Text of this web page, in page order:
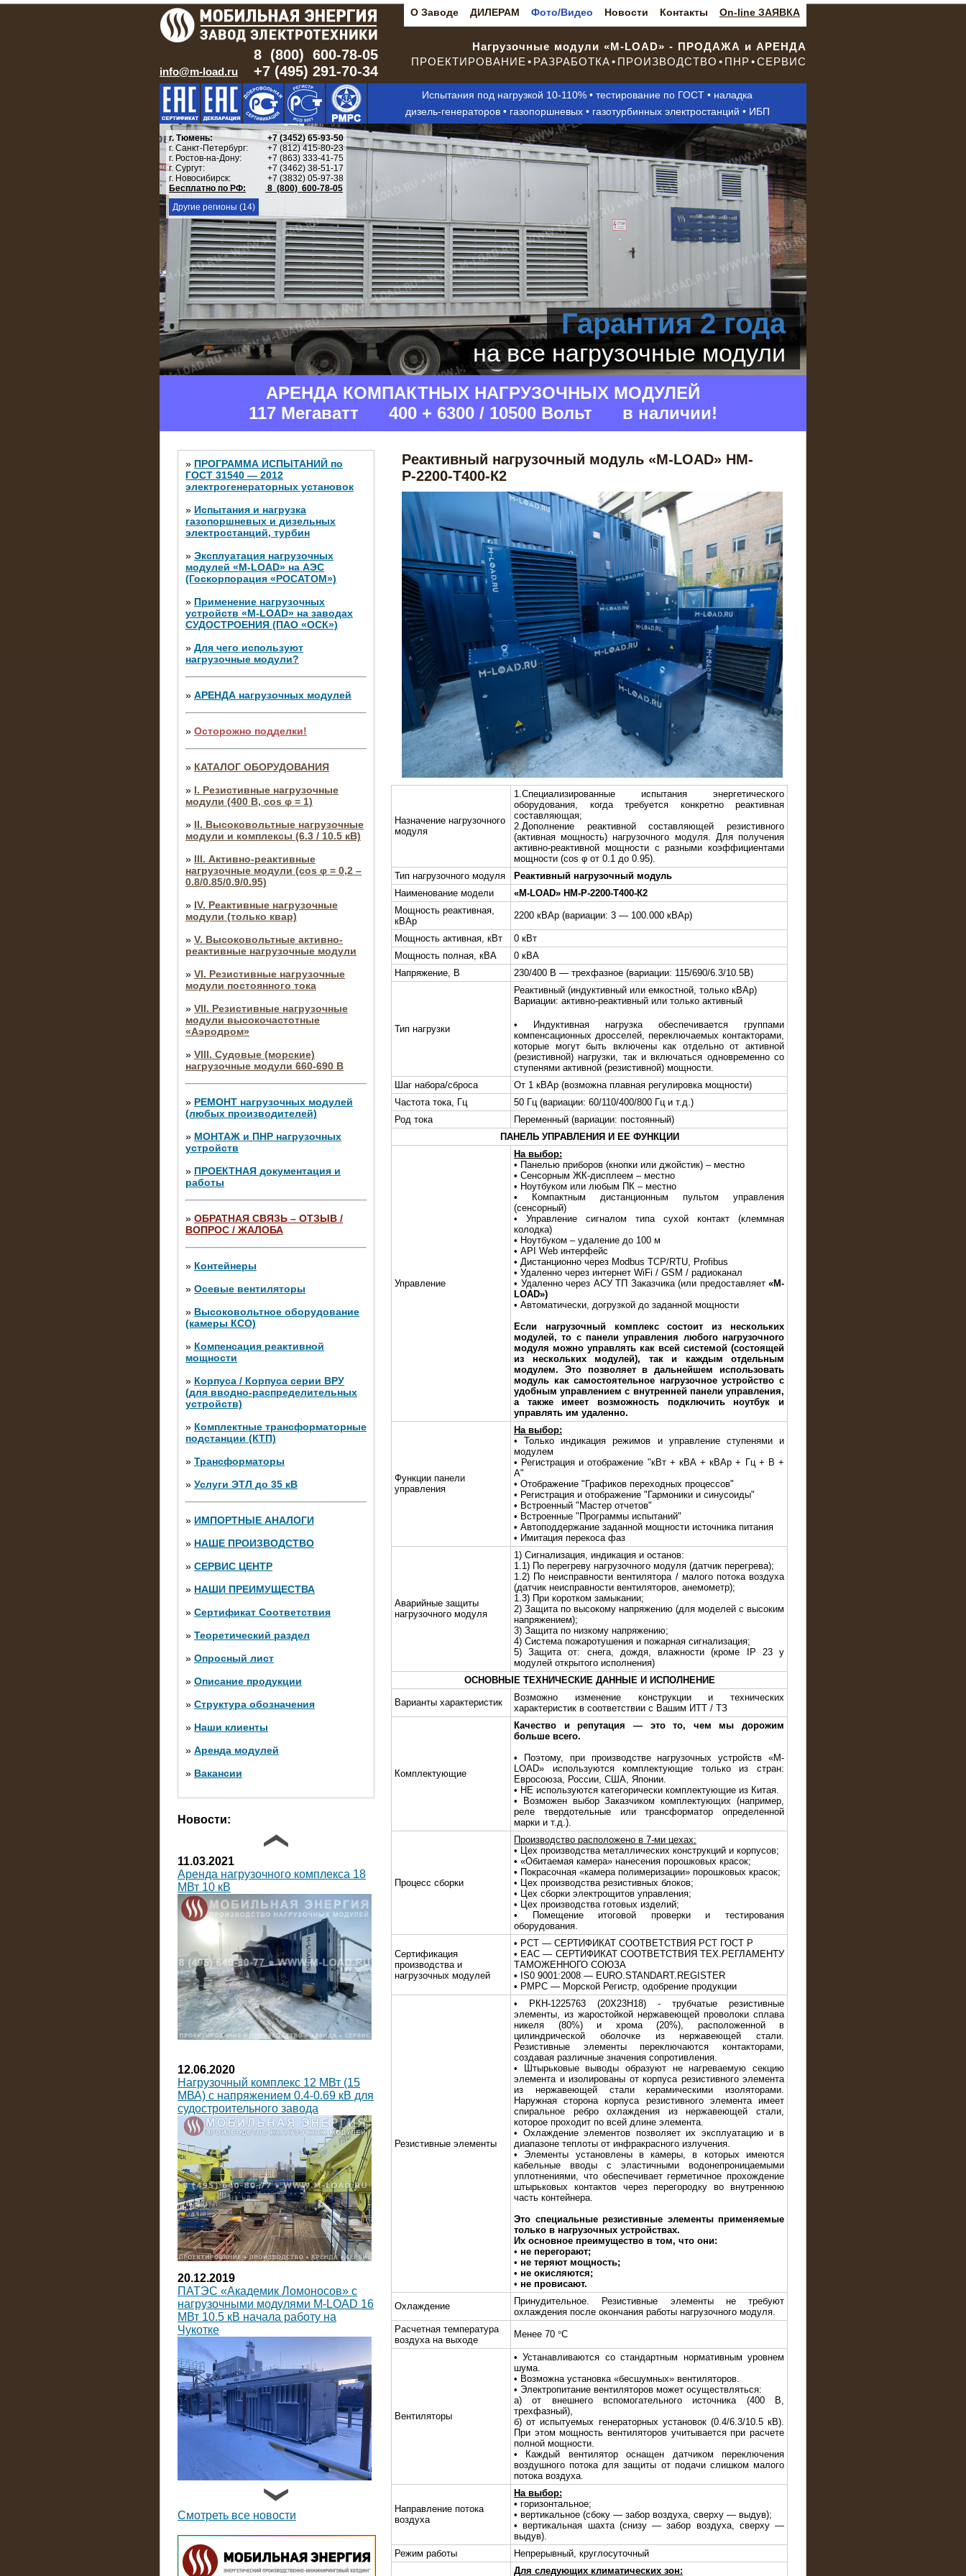
О Заводе ДИЛЕРАМ Фото/Видео Новости Контакты On-line ЗАЯВКА
info@m-load.ru
8 (800) 600-78-05
+7 (495) 291-70-34
Нагрузочные модули «M-LOAD» - ПРОДАЖА и АРЕНДА
ПРОЕКТИРОВАНИЕ • РАЗРАБОТКА • ПРОИЗВОДСТВО • ПНР • СЕРВИС
Испытания под нагрузкой 10-110% • тестирование по ГОСТ • наладка
дизель-генераторов • газопоршневых • газотурбинных электростанций • ИБП
г. Тюмень:
+7 (3452) 65-93-50
г. Санкт-Петербург:
+7 (812) 415-80-23
г. Ростов-на-Дону:
+7 (863) 333-41-75
г. Сургут:
+7 (3462) 38-51-17
г. Новосибирск:
+7 (3832) 05-97-38
Бесплатно по РФ:
8 (800) 600-78-05
Другие регионы (14)
Гарантия 2 года
на все нагрузочные модули
АРЕНДА КОМПАКТНЫХ НАГРУЗОЧНЫХ МОДУЛЕЙ
117 Мегаватт 400 + 6300 / 10500 Вольт в наличии!
» ПРОГРАММА ИСПЫТАНИЙ по
ГОСТ 31540 — 2012
электрогенераторных установок
» Испытания и нагрузка
газопоршневых и дизельных
электростанций, турбин
» Эксплуатация нагрузочных
модулей «M-LOAD» на АЭС
(Госкорпорация «РОСАТОМ»)
» Применение нагрузочных
устройств «M-LOAD» на заводах
СУДОСТРОЕНИЯ (ПАО «ОСК»)
» Для чего используют
нагрузочные модули?
» АРЕНДА нагрузочных модулей
» Осторожно подделки!
» КАТАЛОГ ОБОРУДОВАНИЯ
» I. Резистивные нагрузочные
модули (400 В, cos φ = 1)
» II. Высоковольтные нагрузочные
модули и комплексы (6.3 / 10.5 кВ)
» III. Активно-реактивные
нагрузочные модули (cos φ = 0,2 –
0.8/0.85/0.9/0.95)
» IV. Реактивные нагрузочные
модули (только квар)
» V. Высоковольтные активно-
реактивные нагрузочные модули
» VI. Резистивные нагрузочные
модули постоянного тока
» VII. Резистивные нагрузочные
модули высокочастотные
«Аэродром»
» VIII. Судовые (морские)
нагрузочные модули 660-690 В
» РЕМОНТ нагрузочных модулей
(любых производителей)
» МОНТАЖ и ПНР нагрузочных
устройств
» ПРОЕКТНАЯ документация и
работы
» ОБРАТНАЯ СВЯЗЬ – ОТЗЫВ /
ВОПРОС / ЖАЛОБА
» Контейнеры
» Осевые вентиляторы
» Высоковольтное оборудование
(камеры КСО)
» Компенсация реактивной
мощности
» Корпуса / Корпуса серии ВРУ
(для вводно-распределительных
устройств)
» Комплектные трансформаторные
подстанции (КТП)
» Трансформаторы
» Услуги ЭТЛ до 35 кВ
» ИМПОРТНЫЕ АНАЛОГИ
» НАШЕ ПРОИЗВОДСТВО
» СЕРВИС ЦЕНТР
» НАШИ ПРЕИМУЩЕСТВА
» Сертификат Соответствия
» Теоретический раздел
» Опросный лист
» Описание продукции
» Структура обозначения
» Наши клиенты
» Аренда модулей
» Вакансии
Новости:
10.04.2015
Аренда нагрузочного модуля 4 МВт,
10 кВ
28.02.2015
Нагрузочные модули 700 кВт (4
штуки)
10.10.2014
Нагрузочный комплекс 20 МВт в 2
яруса (напряжение 6-10 кВ)
11.03.2021
Аренда нагрузочного комплекса 18
МВт 10 кВ
12.06.2020
Нагрузочный комплекс 12 МВт (15
МВА) с напряжением 0.4-0.69 кВ для
судостроительного завода
20.12.2019
ПАТЭС «Академик Ломоносов» с
нагрузочными модулями M-LOAD 16
МВт 10.5 кВ начала работу на
Чукотке
На Коломенский завод поставлено 8
нагрузочных модулей постоянного
тока мощностью по 3600 кВт каждый
Смотреть все новости
Реактивный нагрузочный модуль «M-LOAD» НМ-
Р-2200-Т400-К2
Назначение нагрузочного
модуля
1.Специализированные испытания энергетического
оборудования, когда требуется конкретно реактивная
составляющая;
2.Дополнение реактивной составляющей резистивного
(активная мощность) нагрузочного модуля. Для получения
активно-реактивной мощности с разными коэффициентами
мощности (cos φ от 0.1 до 0.95).
Тип нагрузочного модуля
Реактивный нагрузочный модуль
Наименование модели
«M-LOAD» НМ-Р-2200-Т400-К2
Мощность реактивная,
кВАр
2200 кВАр (вариации: 3 — 100.000 кВАр)
Мощность активная, кВт
0 кВт
Мощность полная, кВА
0 кВА
Напряжение, В
230/400 В — трехфазное (вариации: 115/690/6.3/10.5В)
Тип нагрузки
Реактивный (индуктивный или емкостной, только кВАр)
Вариации: активно-реактивный или только активный
•
Индуктивная нагрузка обеспечивается группами
компенсационных дросселей, переключаемых контакторами,
которые могут быть включены как отдельно от активной
(резистивной) нагрузки, так и включаться одновременно со
ступенями активной (резистивной) мощности.
Шаг набора/сброса
От 1 кВАр (возможна плавная регулировка мощности)
Частота тока, Гц
50 Гц (вариации: 60/110/400/800 Гц и т.д.)
Род тока
Переменный (вариации: постоянный)
ПАНЕЛЬ УПРАВЛЕНИЯ И ЕЕ ФУНКЦИИ
Управление
На выбор:
• Панелью приборов (кнопки или джойстик) – местно
• Сенсорным ЖК-дисплеем – местно
• Ноутбуком или любым ПК – местно
• Компактным дистанционным пультом управления
(сенсорный)
• Управление сигналом типа сухой контакт (клеммная
колодка)
• Ноутбуком – удаление до 100 м
• API Web интерфейс
• Дистанционно через Modbus TCP/RTU, Profibus
• Удаленно через интернет WiFi / GSM / радиоканал
• Удаленно через АСУ ТП Заказчика (или предоставляет «M-
LOAD»)
• Автоматически, догрузкой до заданной мощности
Если нагрузочный комплекс состоит из нескольких
модулей, то с панели управления любого нагрузочного
модуля можно управлять как всей системой (состоящей
из нескольких модулей), так и каждым отдельным
модулем. Это позволяет в дальнейшем использовать
модуль как самостоятельное нагрузочное устройство с
удобным управлением с внутренней панели управления,
а также имеет возможность подключить ноутбук и
управлять им удаленно.
Функции панели
управления
На выбор:
• Только индикация режимов и управление ступенями и
модулем
• Регистрация и отображение "кВт + кВА + кВАр + Гц + В +
А"
• Отображение "Графиков переходных процессов"
• Регистрация и отображение "Гармоники и синусоиды"
• Встроенный "Мастер отчетов"
• Встроенные "Программы испытаний"
• Автоподдержание заданной мощности источника питания
• Имитация перекоса фаз
Аварийные защиты
нагрузочного модуля
1) Сигнализация, индикация и останов:
1.1) По перегреву нагрузочного модуля (датчик перегрева);
1.2) По неисправности вентилятора / малого потока воздуха
(датчик неисправности вентиляторов, анемометр);
1.3) При коротком замыкании;
2) Защита по высокому напряжению (для моделей с высоким
напряжением);
3) Защита по низкому напряжению;
4) Система пожаротушения и пожарная сигнализация;
5) Защита от: снега, дождя, влажности (кроме IP 23 у
модулей открытого исполнения)
ОСНОВНЫЕ ТЕХНИЧЕСКИЕ ДАННЫЕ И ИСПОЛНЕНИЕ
Варианты характеристик
Возможно изменение конструкции и технических
характеристик в соответствии с Вашим ИТТ / ТЗ
Комплектующие
Качество и репутация — это то, чем мы дорожим
больше всего.
• Поэтому, при производстве нагрузочных устройств «M-
LOAD» используются комплектующие только из стран:
Евросоюза, России, США, Японии.
• НЕ используются категорически комплектующие из Китая.
• Возможен выбор Заказчиком комплектующих (например,
реле твердотельные или трансформатор определенной
марки и т.д.).
Процесс сборки
Производство расположено в 7-ми цехах:
• Цех производства металлических конструкций и корпусов;
• «Обитаемая камера» нанесения порошковых красок;
• Покрасочная «камера полимеризации» порошковых красок;
• Цех производства резистивных блоков;
• Цех сборки электрощитов управления;
• Цех производства готовых изделий;
• Помещение итоговой проверки и тестирования
оборудования.
Сертификация
производства и
нагрузочных модулей
• РСТ — СЕРТИФИКАТ СООТВЕТСТВИЯ РСТ ГОСТ Р
• EAC — СЕРТИФИКАТ СООТВЕТСТВИЯ ТЕХ.РЕГЛАМЕНТУ
ТАМОЖЕННОГО СОЮЗА
• IS0 9001:2008 — EURO.STANDART.REGISTER
• РМРС — Морской Регистр, одобрение продукции
Резистивные элементы
• РКН-1225763 (20Х23Н18) - трубчатые резистивные
элементы, из жаростойкой нержавеющей проволоки сплава
никеля (80%) и хрома (20%), расположенной в
цилиндрической оболочке из нержавеющей стали.
Резистивные элементы переключаются контакторами,
создавая различные значения сопротивления.
• Штырьковые выводы образуют не нагреваемую секцию
элемента и изолированы от корпуса резистивного элемента
из нержавеющей стали керамическими изоляторами.
Наружная сторона корпуса резистивного элемента имеет
спиральное ребро охлаждения из нержавеющей стали,
которое проходит по всей длине элемента.
• Охлаждение элементов позволяет их эксплуатацию и в
диапазоне теплоты от инфракрасного излучения.
• Элементы установлены в камеры, в которых имеются
кабельные вводы с эластичными водонепроницаемыми
уплотнениями, что обеспечивает герметичное прохождение
штырьковых контактов через перегородку во внутреннюю
часть контейнера.
Это специальные резистивные элементы применяемые
только в нагрузочных устройствах.
Их основное преимущество в том, что они:
• не перегорают;
• не теряют мощность;
• не окисляются;
• не провисают.
Охлаждение
Принудительное. Резистивные элементы не требуют
охлаждения после окончания работы нагрузочного модуля.
Расчетная температура
воздуха на выходе
Менее 70 °С
Вентиляторы
• Устанавливаются со стандартным нормативным уровнем
шума.
• Возможна установка «бесшумных» вентиляторов.
• Электропитание вентиляторов может осуществляться:
а) от внешнего вспомогательного источника (400 В,
трехфазный),
б) от испытуемых генераторных установок (0.4/6.3/10.5 кВ).
При этом мощность вентиляторов учитывается при расчете
полной мощности.
• Каждый вентилятор оснащен датчиком переключения
воздушного потока для защиты от подачи слишком малого
потока воздуха.
Направление потока
воздуха
На выбор:
• горизонтальное;
• вертикальное (сбоку — забор воздуха, сверху — выдув);
• вертикальная шахта (снизу — забор воздуха, сверху —
выдув).
Режим работы
Непрерывный, круглосуточный
Для следующих климатических зон: